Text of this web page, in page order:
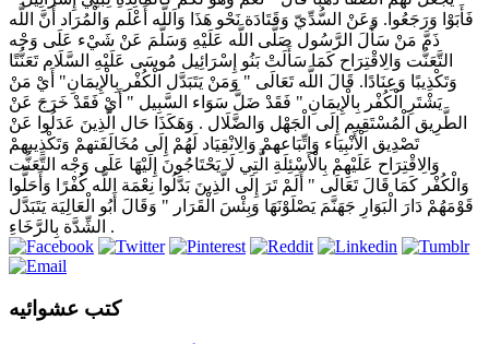
فَأَبَوْا وَرَجَعُوا. وَعَنْ السُّدِّيّ وَقَتَادَة نَحْو هَذَا وَاَللَّه أَعْلَم وَالْمُرَاد أَنَّ اللَّه
ذَمَّ مَنْ سَأَلَ الرَّسُول صَلَّى اللَّه عَلَيْهِ وَسَلَّمَ عَنْ شَيْء عَلَى وَجْه
التَّعَنُّت وَالِاقْتِرَاح كَمَا سَأَلَتْ بَنُو إِسْرَائِيل مُوسَى عَلَيْهِ السَّلَام تَعَنُّتًا
وَتَكْذِيبًا وَعِنَادًا. قَالَ اللَّه تَعَالَى " وَمَنْ يَتَبَدَّل الْكُفْر بِالْإِيمَانِ" أَيْ مَنْ
يَشْتَرِ الْكُفْر بِالْإِيمَانِ " فَقَدْ ضَلَّ سَوَاء السَّبِيل " أَيْ فَقَدْ خَرَجَ عَنْ
الطَّرِيق الْمُسْتَقِيم إِلَى الْجَهْل وَالضَّلَال . وَهَكَذَا حَال الَّذِينَ عَدَلُوا عَنْ
تَصْدِيق الْأَنْبِيَاء وَاتِّبَاعهمْ وَالِانْقِيَاد لَهُمْ إِلَى مُخَالَفَتهمْ وَتَكْذِيبهمْ
وَالِاقْتِرَاح عَلَيْهِمْ بِالْأَسْئِلَةِ الَّتِي لَا يَحْتَاجُونَ إِلَيْهَا عَلَى وَجْه التَّعَنُّت
وَالْكُفْر كَمَا قَالَ تَعَالَى " أَلَمْ تَرَ إِلَى الَّذِينَ بَدَّلُوا نِعْمَة اللَّه كُفْرًا وَأَحَلُّوا
قَوْمَهُمْ دَارَ الْبَوَارِ جَهَنَّمَ يَصْلَوْنَهَا وَبِئْسَ الْقَرَار " وَقَالَ أَبُو الْعَالِيَة يَتَبَدَّل
الشِّدَّة بِالرَّخَاءِ .
كتب عشوائيه